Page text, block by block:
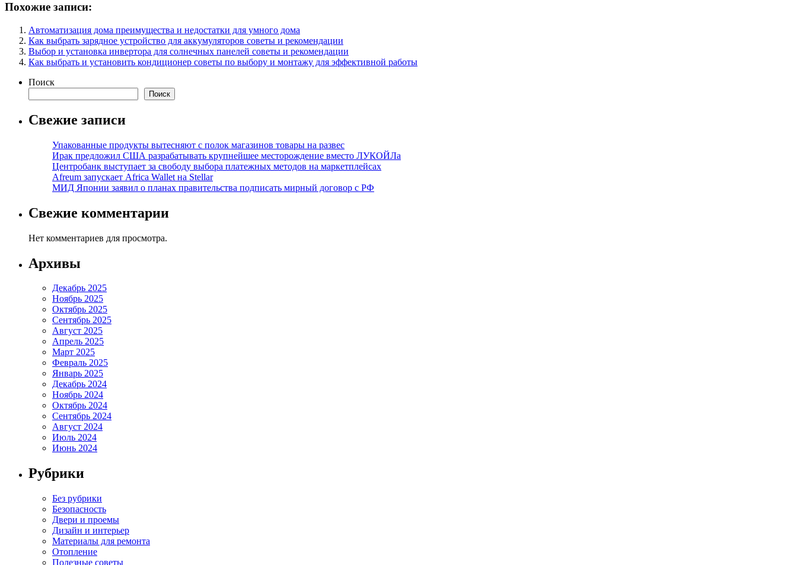
Похожие записи:
Автоматизация дома преимущества и недостатки для умного дома
Как выбрать зарядное устройство для аккумуляторов советы и рекомендации
Выбор и установка инвертора для солнечных панелей советы и рекомендации
Как выбрать и установить кондиционер советы по выбору и монтажу для эффективной работы
Поиск
Поиск
Свежие записи
Упакованные продукты вытесняют с полок магазинов товары на развес
Ирак предложил США разрабатывать крупнейшее месторождение вместо ЛУКОЙЛа
Центробанк выступает за свободу выбора платежных методов на маркетплейсах
Afreum запускает Africa Wallet на Stellar
МИД Японии заявил о планах правительства подписать мирный договор с РФ
Свежие комментарии
Нет комментариев для просмотра.
Архивы
Декабрь 2025
Ноябрь 2025
Октябрь 2025
Сентябрь 2025
Август 2025
Апрель 2025
Март 2025
Февраль 2025
Январь 2025
Декабрь 2024
Ноябрь 2024
Октябрь 2024
Сентябрь 2024
Август 2024
Июль 2024
Июнь 2024
Рубрики
Без рубрики
Безопасность
Двери и проемы
Дизайн и интерьер
Материалы для ремонта
Отопление
Полезные советы